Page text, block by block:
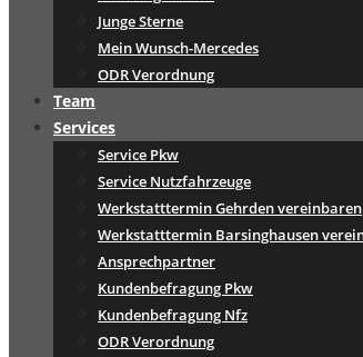
Junge Sterne
Mein Wunsch-Mercedes
ODR Verordnung
Team
Services
Service Pkw
Service Nutzfahrzeuge
Werkstatttermin Gehrden vereinbaren
Werkstatttermin Barsinghausen
Ansprechpartner
Kundenbefragung Pkw
Kundenbefragung Nfz
ODR Verordnung